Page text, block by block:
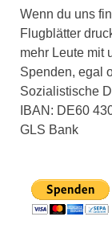
Wenn du uns
Flugblätter
mehr Leute mit
Spenden, egal
Sozialistische
IBAN: DE60
GLS Bank